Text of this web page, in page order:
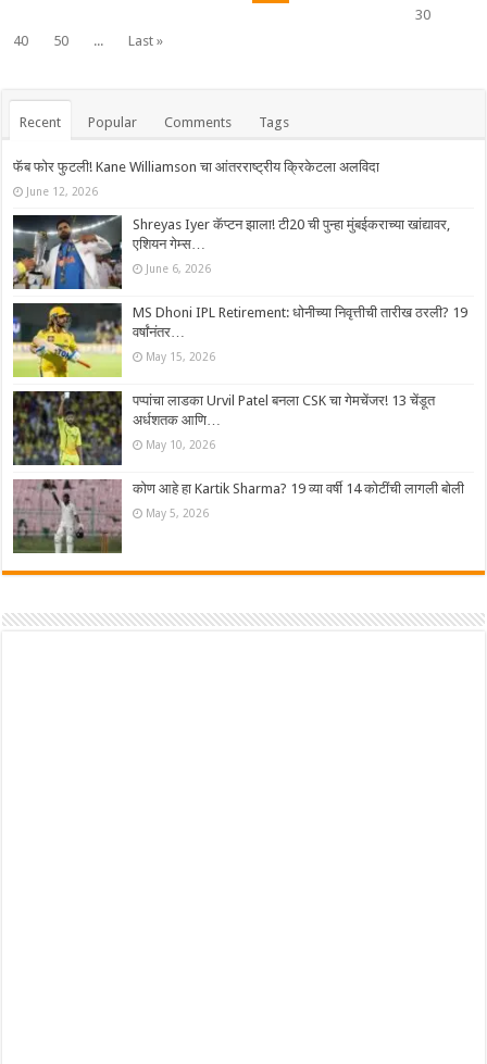
30
40
50 ... Last »
Recent Popular Comments Tags
फॅब फोर फुटली! Kane Williamson चा आंतरराष्ट्रीय क्रिकेटला अलविदा
June 12, 2026
Shreyas Iyer कॅप्टन झाला! टी20 ची पुन्हा मुंबईकराच्या खांद्यावर,
एशियन गेम्स…
June 6, 2026
MS Dhoni IPL Retirement: धोनीच्या निवृत्तीची तारीख ठरली? 19
वर्षांनंतर…
May 15, 2026
पप्पांचा लाडका Urvil Patel बनला CSK चा गेमचेंजर! 13 चेंडूत
अर्धशतक आणि…
May 10, 2026
कोण आहे हा Kartik Sharma? 19 व्या वर्षी 14 कोटींची लागली बोली
May 5, 2026